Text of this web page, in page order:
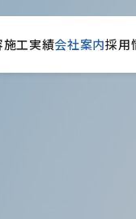
施工実績会社案内採用